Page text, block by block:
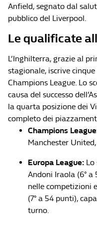
Anfield, segnato dal
pubblico del Liverpool.
Le qualificate
L’Inghilterra, grazie al
stagionale, iscrive
Champions League. Lo
causa del successo
la quarta posizione dei
completo dei
Champions
Manchester
Europa League: Lo
Andoni Iraola (6°
nelle competizioni
(7° a 54 punti),
turno.